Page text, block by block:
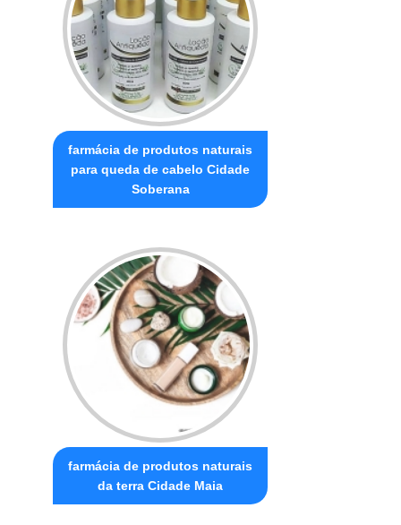
farmácia de produtos naturais
para queda de cabelo Cidade
Soberana
farmácia de produtos naturais
da terra Cidade Maia